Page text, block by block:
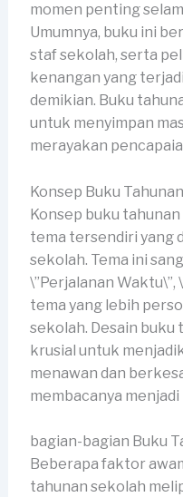
momen penting
Umumnya, buku ini
staf sekolah, serta
kenangan yang
demikian. Buku
untuk menyimpan
merayakan
Konsep Buku
Konsep buku
tema tersendiri yang
sekolah. Tema ini
\”Perjalanan Waktu\”,
tema yang lebih
sekolah. Desain buku
krusial untuk
menawan dan
membacanya
bagian-bagian Buku
Beberapa faktor
tahunan sekolah